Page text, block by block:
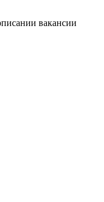
вакансии